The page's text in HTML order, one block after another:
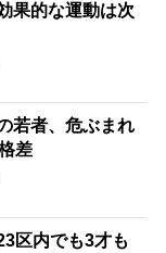
果的な運動は次
若者、危ぶまれ
差
区内でも3才も